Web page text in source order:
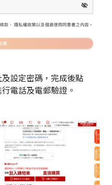
設定密碼，完成後點
電話及電郵驗證。